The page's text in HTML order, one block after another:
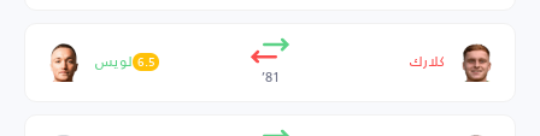
كلارك
81’
لويس 6.5